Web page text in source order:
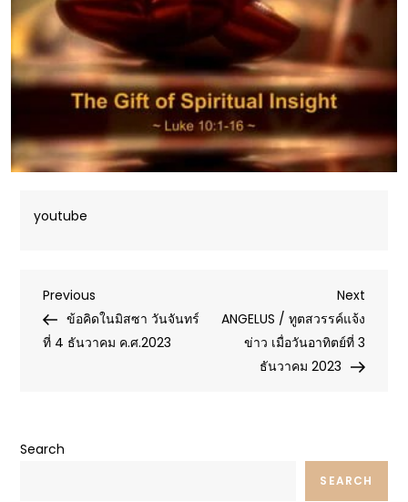
youtube
Post
navigation
Previous
Post
Previous
ข้อคิดในมิสซา วันจันทร์
ที่ 4 ธันวาคม ค.ศ.2023
Next
Post
Next
ANGELUS / ทูตสวรรค์แจ้ง
ข่าว เมื่อวันอาทิตย์ที่ 3
ธันวาคม 2023
Search
SEARCH